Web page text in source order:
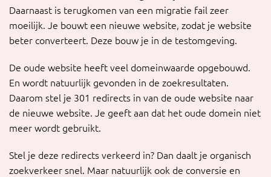
Daarnaast is terugkomen van een migratie fail zeer
moeilijk. Je bouwt een nieuwe website, zodat je website
beter converteert. Deze bouw je in de testomgeving.
De oude website heeft veel domeinwaarde opgebouwd.
En wordt natuurlijk gevonden in de zoekresultaten.
Daarom stel je 301 redirects in van de oude website naar
de nieuwe website. Je geeft aan dat het oude domein niet
meer wordt gebruikt.
Stel je deze redirects verkeerd in? Dan daalt je organisch
zoekverkeer snel. Maar natuurlijk ook de conversie en